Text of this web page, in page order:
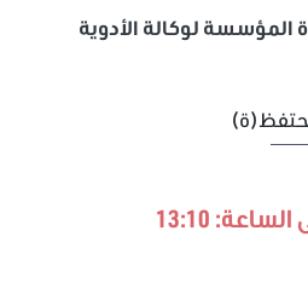
المؤسسة لوكالة الأدوية
13:10